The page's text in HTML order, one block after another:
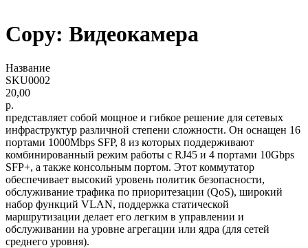
Copy: Видеокамера
Название
SKU0002
20,00
р.
представляет собой мощное и гибкое решение для сетевых
инфраструктур различной степени сложности. Он оснащен 16
портами 1000Mbps SFP, 8 из которых поддерживают
комбинированный режим работы с RJ45 и 4 портами 10Gbps
SFP+, а также консольным портом. Этот коммутатор
обеспечивает высокий уровень политик безопасности,
обслуживание трафика по приоритезации (QoS), широкий
набор функций VLAN, поддержка статической
маршрутизации делает его легким в управлении и
обслуживании на уровне агрегации или ядра (для сетей
среднего уровня).